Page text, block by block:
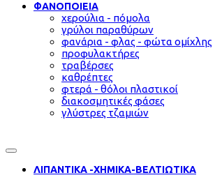
ΦΑΝΟΠΟΙΕΙΑ
χερούλια - πόμολα
γρύλοι παραθύρων
φανάρια - φλας - φώτα ομίχλης
προφυλακτήρες
τραβέρσες
καθρέπτες
φτερά - θόλοι πλαστικοί
διακοσμητικές φάσες
γλύστρες τζαμιών
ΛΙΠΑΝΤΙΚΑ -ΧΗΜΙΚΑ-ΒΕΛΤΙΩΤΙΚΑ